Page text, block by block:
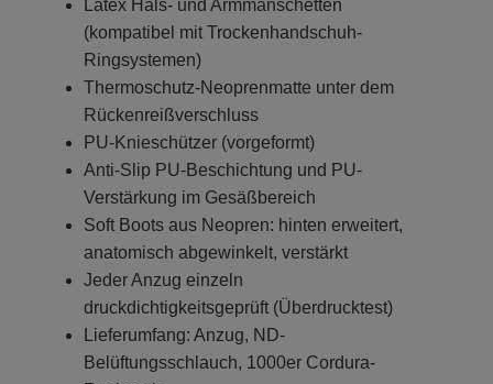
Latex Hals- und Armmanschetten
(kompatibel mit Trockenhandschuh-
Ringsystemen)
Thermoschutz-Neoprenmatte unter dem
Rückenreißverschluss
PU-Knieschützer (vorgeformt)
Anti-Slip PU-Beschichtung und PU-
Verstärkung im Gesäßbereich
Soft Boots aus Neopren: hinten erweitert,
anatomisch abgewinkelt, verstärkt
Jeder Anzug einzeln
druckdichtigkeitsgeprüft (Überdrucktest)
Lieferumfang: Anzug, ND-
Belüftungsschlauch, 1000er Cordura-